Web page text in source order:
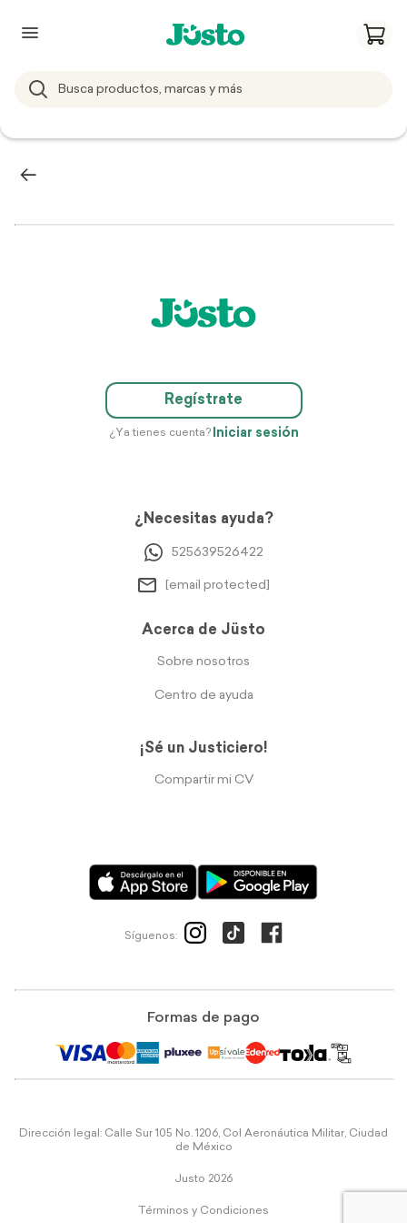
Regístrate
¿Ya tienes cuenta? Iniciar sesión
¿Necesitas ayuda?
525639526422
[email protected]
Acerca de Jüsto
Sobre nosotros
Centro de ayuda
¡Sé un Justiciero!
Compartir mi CV
Síguenos:
Formas de pago
Dirección legal: Calle Sur 105 No. 1206, Col Aeronáutica Militar, Ciudad
de México
Justo 2026
Términos y Condiciones